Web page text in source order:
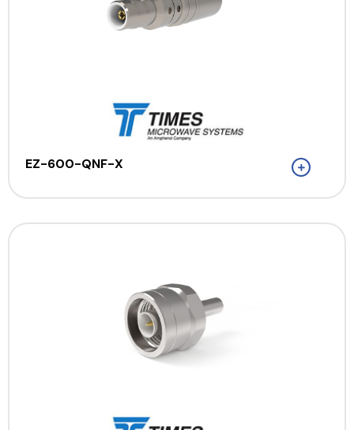
EZ-600-QNF-X